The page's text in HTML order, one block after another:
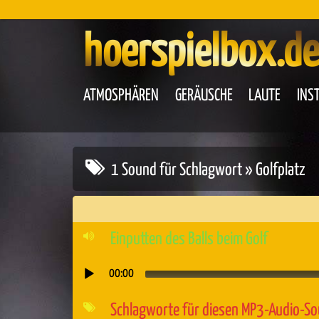
hoerspielbox.de
ATMOSPHÄREN GERÄUSCHE LAUTE
1 Sound für Schlagwort » Golfplatz
Einputten des Balls beim Golf
Audio-
Player
00:00
Schlagworte für diesen MP3-Audio-